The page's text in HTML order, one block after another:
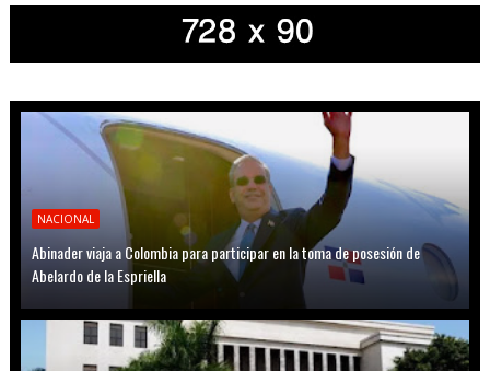
NACIONAL
Abinader viaja a Colombia para participar en la toma de posesión de
Abelardo de la Espriella